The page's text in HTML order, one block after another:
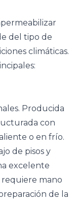
del tipo de
climáticas.
Producida
con
o en frío.
de pisos y
excelente
mano
de la